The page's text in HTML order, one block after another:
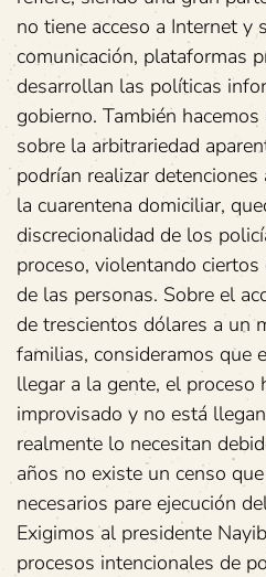
no tiene acceso a Internet y
comunicación, plataformas
desarrollan las políticas
gobierno. También
sobre la arbitrariedad
podrían realizar
la cuarentena domiciliar,
discrecionalidad de los
proceso, violentando
de las personas. Sobre el
de trescientos dólares a un
familias, consideramos que
llegar a la gente, el proceso
improvisado y no está
realmente lo necesitan
años no existe un censo
necesarios pare ejecución
Exigimos al presidente
procesos intencionales de